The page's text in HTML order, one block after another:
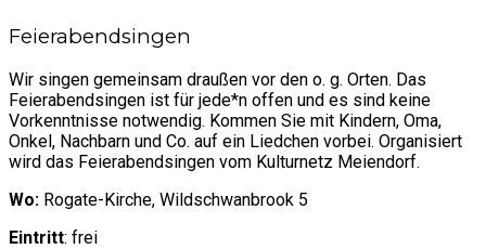
Feierabendsingen
Wir singen gemeinsam draußen vor den o. g. Orten. Das
Feierabendsingen ist für jede*n offen und es sind keine
Vorkenntnisse notwendig. Kommen Sie mit Kindern, Oma,
Onkel, Nachbarn und Co. auf ein Liedchen vorbei. Organisiert
wird das Feierabendsingen vom Kulturnetz Meiendorf.
Wo: Rogate-Kirche, Wildschwanbrook 5
Eintritt: frei